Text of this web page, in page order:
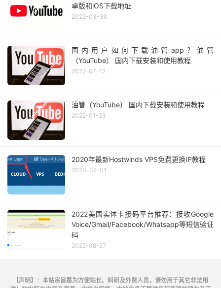
卓版和iOS下载地址
2022-03-30
国内用户如何下载油管app？油管
（YouTube） 国内下载安装和使用教程
2022-07-12
油管（YouTube） 国内下载安装和使用教程
2022-01-23
2020年最新Hostwinds VPS免费更换IP教程
2020-02-01
2022美国实体卡接码平台推荐：接收Google
Voice/Gmail/Facebook/Whatsapp等短信验证
码
2022-08-27
【声明】：本站宗旨是为方便站长、科研及外贸人员，请勿用于其它非法用